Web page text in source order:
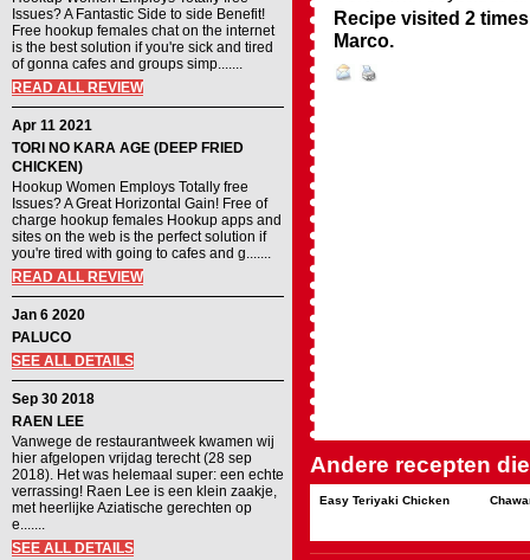
Issues? A Fantastic Side to side Benefit!
Free hookup females chat on the internet
is the best solution if you're sick and tired
of gonna cafes and groups simp.......
READ ALL REVIEW
Apr 11 2021
TORI NO KARA AGE (DEEP FRIED
CHICKEN)
Hookup Women Employs Totally free
Issues? A Great Horizontal Gain! Free of
charge hookup females Hookup apps and
sites on the web is the perfect solution if
you're tired with going to cafes and g.......
READ ALL REVIEW
Jan 6 2020
PALUCO
SEE ALL DETAILS
Sep 30 2018
RAEN LEE
Vanwege de restaurantweek kwamen wij
hier afgelopen vrijdag terecht (28 sep
2018). Het was helemaal super: een echte
verrassing! Raen Lee is een klein zaakje,
met heerlijke Aziatische gerechten op
e.......
SEE ALL DETAILS
Recipe visited 2
Marco.
Andere recepten
Easy Teriyaki Chicken